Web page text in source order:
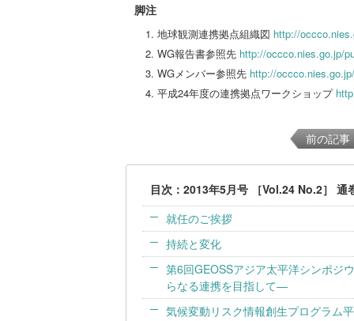
脚注
地球観測連携拠点組織図 http://
WG報告書参照先 http://occco.nies.go.jp/
WGメンバー参照先 http://
平成24年度の連携拠点ワークショップ
前の記事
目次：2013年5月号 ［Vol.24 No.2］ 通
就任のご挨拶
持続と変化
第6回GEOSSアジア太平洋シンポジ
らなる連携を目指して—
気候変動リスク情報創生プログラム